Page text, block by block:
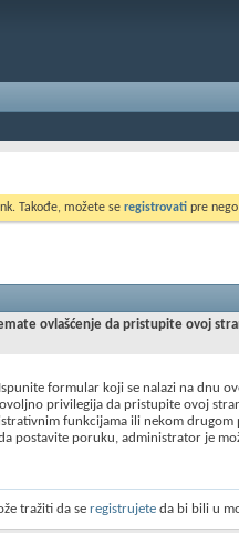
Takođe, možete se registrovati pre
ovlašćenje da pristupite ovoj
formular koji se nalazi na dnu
privilegija da pristupite ovoj
funkcijama ili nekom drugom
postavite poruku, administrator je
tražiti da se registrujete da bi bili u